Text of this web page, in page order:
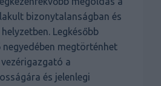
bizonytalanságban és
Legkésőbb
negyedében megtörténhet
a
és jelenlegi